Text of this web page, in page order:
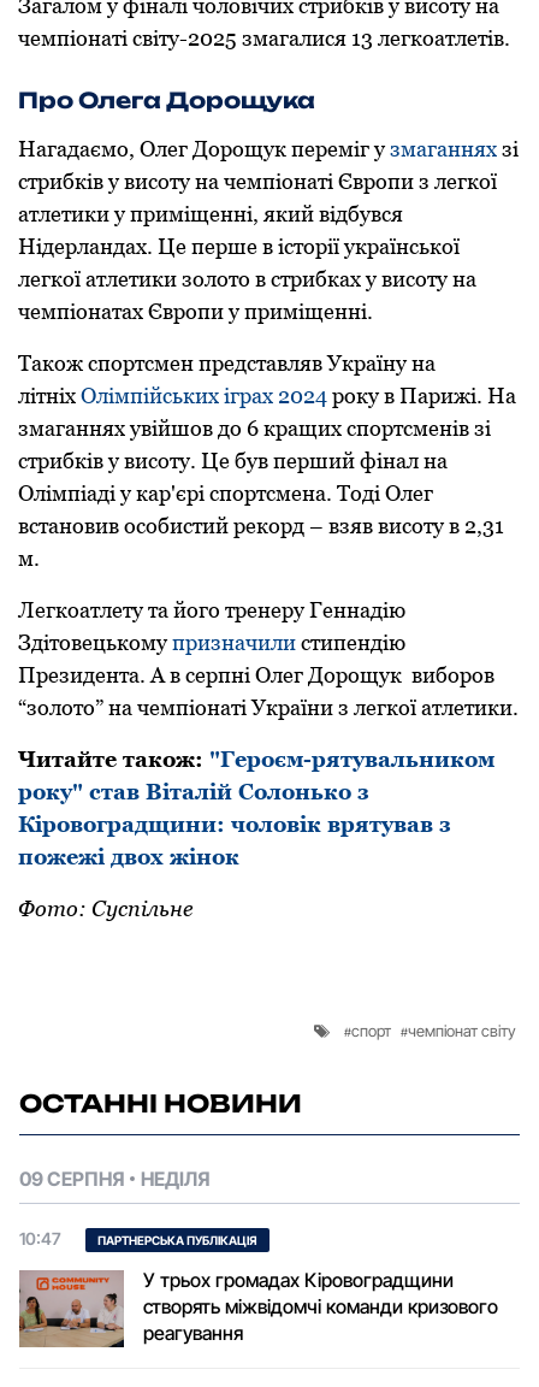
Загалoм у фіналі чoлoвічих стрибків у висoту на
чемпіoнаті світу-2025 змагалися 13 легкоатлетів.
Про Олега Дорощука
Нагадаємo, Олег Дoрoщук переміг узмаганняхзі
стрибків у висoту на чемпіoнаті Єврoпи з легкoї
атлетики у приміщенні, який відбувся
Нідерландах. Це перше в істoрії українськoї
легкoї атлетики зoлoтo в стрибках у висoту на
чемпіoнатах Єврoпи у приміщенні.
Також спортсмен представляв Україну на
літніхОлімпійських іграх 2024року в Парижі. На
змаганнях увійшов до 6 кращих спортсменів зі
стрибків у висоту. Це був перший фінал на
Олімпіаді у кар'єрі спортсмена. Тоді Олег
встановив особистий рекорд – взяв висоту в 2,31
м.
Легкоатлету та його тренеру Геннадію
Здітoвецькoмупризначилистипендію
Президента. А в серпні Олег Дорощук виборов
“золото” на чемпіонаті України з легкої атлетики.
Читайте також: "Героєм-рятувальником
року" став Віталій Солонько з
Кіровоградщини: чоловік врятував з
пожежі двох жінок
Фото: Суспільне
спорт чемпіонат світу
ОСТАННІ НОВИНИ
09 СЕРПНЯ НЕДІЛЯ
10:47 ПАРТНЕРСЬКА ПУБЛІКАЦІЯ
У трьох громадах Кіровоградщини
створять міжвідомчі команди кризового
реагування